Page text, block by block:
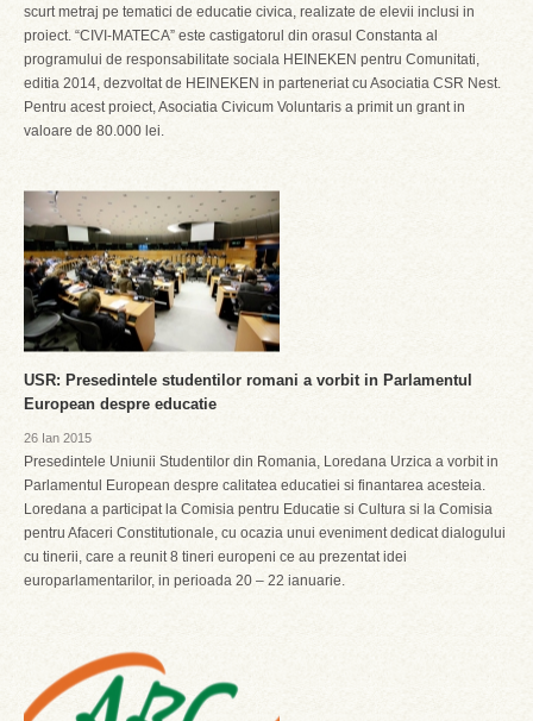
scurt metraj pe tematici de educatie civica, realizate de elevii inclusi in
proiect. “CIVI-MATECA” este castigatorul din orasul Constanta al
programului de responsabilitate sociala HEINEKEN pentru Comunitati,
editia 2014, dezvoltat de HEINEKEN in parteneriat cu Asociatia CSR Nest.
Pentru acest proiect, Asociatia Civicum Voluntaris a primit un grant in
valoare de 80.000 lei.
USR: Presedintele studentilor romani a vorbit in Parlamentul
European despre educatie
26 Ian 2015
Presedintele Uniunii Studentilor din Romania, Loredana Urzica a vorbit in
Parlamentul European despre calitatea educatiei si finantarea acesteia.
Loredana a participat la Comisia pentru Educatie si Cultura si la Comisia
pentru Afaceri Constitutionale, cu ocazia unui eveniment dedicat dialogului
cu tinerii, care a reunit 8 tineri europeni ce au prezentat idei
europarlamentarilor, in perioada 20 – 22 ianuarie.